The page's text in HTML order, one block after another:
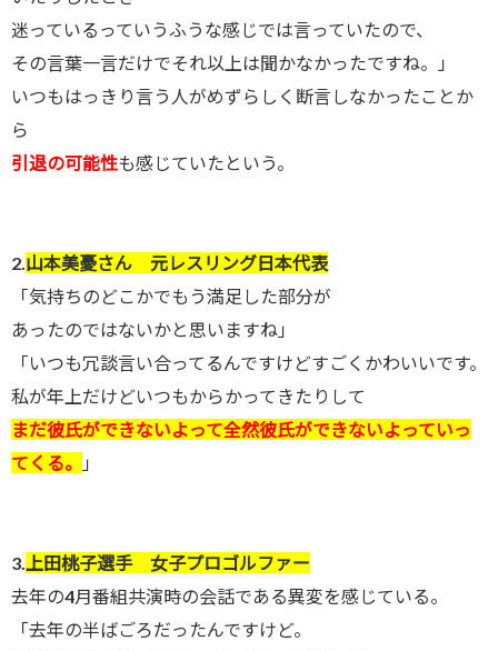
迷っているっていうふうな感じでは言っていたので、
その言葉一言だけでそれ以上は聞かなかったですね。」
いつもはっきり言う人がめずらしく断言しなかったことか
ら
引退の可能性も感じていたという。
2.山本美憂さん 元レスリング日本代表
「気持ちのどこかでもう満足した部分が
あったのではないかと思いますね」
「いつも冗談言い合ってるんですけどすごくかわいいです。
私が年上だけどいつもからかってきたりして
まだ彼氏ができないよって全然彼氏ができないよっていっ
てくる。
」
3.上田桃子選手 女子プロゴルファー
去年の4月番組共演時の会話である異変を感じている。
「去年の半ばごろだったんですけど。